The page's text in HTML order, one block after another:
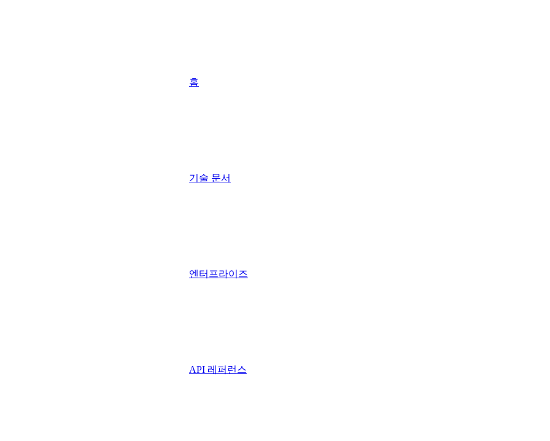
홈
기술 문서
엔터프라이즈
API 레퍼런스